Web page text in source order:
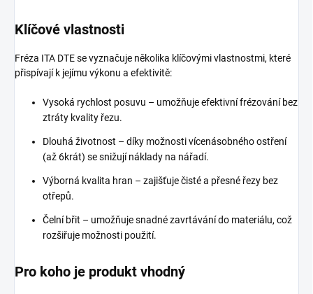
Klíčové vlastnosti
Fréza ITA DTE se vyznačuje několika klíčovými vlastnostmi, které
přispívají k jejímu výkonu a efektivitě:
Vysoká rychlost posuvu – umožňuje efektivní frézování bez
ztráty kvality řezu.
Dlouhá životnost – díky možnosti vícenásobného ostření
(až 6krát) se snižují náklady na nářadí.
Výborná kvalita hran – zajišťuje čisté a přesné řezy bez
otřepů.
Čelní břit – umožňuje snadné zavrtávání do materiálu, což
rozšiřuje možnosti použití.
Pro koho je produkt vhodný